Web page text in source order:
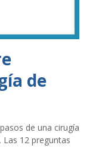
de
de una cirugía
12 preguntas